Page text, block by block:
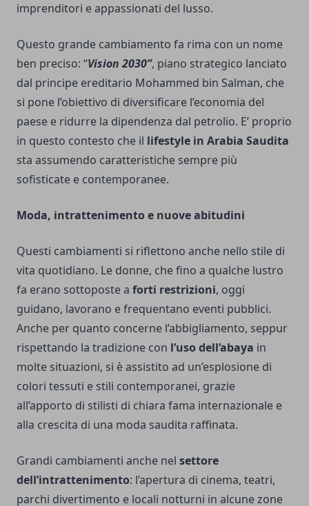
imprenditori e appassionati del lusso.
Questo grande cambiamento fa rima con un nome
ben preciso: “Vision 2030”, piano strategico lanciato
dal principe ereditario Mohammed bin Salman, che
si pone l’obiettivo di diversificare l’economia del
paese e ridurre la dipendenza dal petrolio. E’ proprio
in questo contesto che il lifestyle in Arabia Saudita
sta assumendo caratteristiche sempre più
sofisticate e contemporanee.
Moda, intrattenimento e nuove abitudini
Questi cambiamenti si riflettono anche nello stile di
vita quotidiano. Le donne, che fino a qualche lustro
fa erano sottoposte a forti restrizioni, oggi
guidano, lavorano e frequentano eventi pubblici.
Anche per quanto concerne l’abbigliamento, seppur
rispettando la tradizione con l’uso dell’abaya in
molte situazioni, si è assistito ad un’esplosione di
colori tessuti e stili contemporanei, grazie
all’apporto di stilisti di chiara fama internazionale e
alla crescita di una moda saudita raffinata.
Grandi cambiamenti anche nel settore
dell’intrattenimento: l’apertura di cinema, teatri,
parchi divertimento e locali notturni in alcune zone